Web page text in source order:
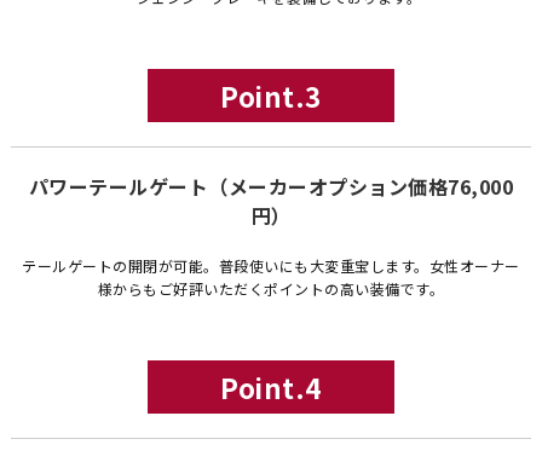
Point.3
パワーテールゲート（メーカーオプション価格76,000
円）
テールゲートの開閉が可能。普段使いにも大変重宝します。女性オーナー
様からもご好評いただくポイントの高い装備です。
Point.4